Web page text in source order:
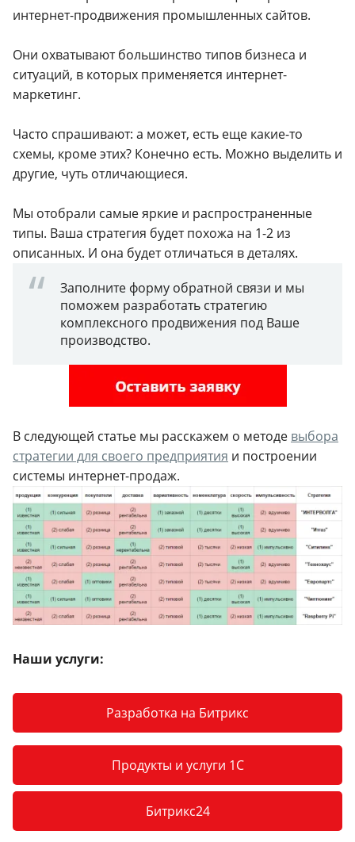
интернет-продвижения промышленных сайтов.
Они охватывают большинство типов бизнеса и
ситуаций, в которых применяется интернет-
маркетинг.
Часто спрашивают: а может, есть еще какие-то
схемы, кроме этих? Конечно есть. Можно выделить и
другие, чуть отличающиеся.
Мы отобрали самые яркие и распространенные
типы. Ваша стратегия будет похожа на 1-2 из
описанных. И она будет отличаться в деталях.
Заполните форму обратной связи и мы
поможем разработать стратегию
комплексного продвижения под Ваше
производство.
В следующей статье мы расскажем о методе выбора
стратегии для своего предприятия и построении
системы интернет-продаж.
Наши услуги:
Разработка на Битрикс
Продукты и услуги 1С
Битрикс24